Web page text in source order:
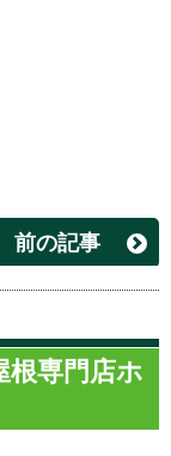
前の記事
根専門店ホ